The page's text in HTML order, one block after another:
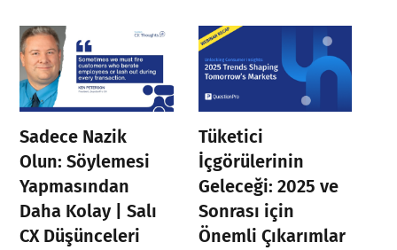
Sadece Nazik
Olun: Söylemesi
Yapmasından
Daha Kolay | Salı
CX Düşünceleri
Tüketici
İçgörülerinin
Geleceği: 2025 ve
Sonrası için
Önemli Çıkarımlar